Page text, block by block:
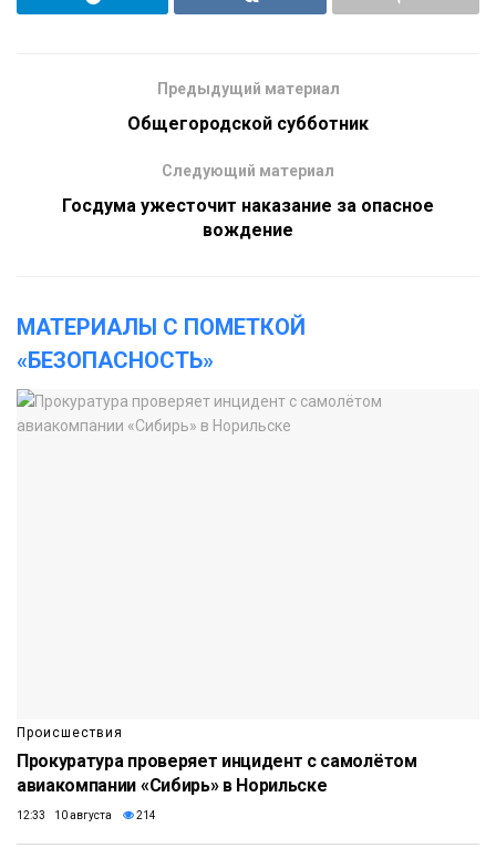
Предыдущий материал
Общегородской субботник
Следующий материал
Госдума ужесточит наказание за опасное
вождение
МАТЕРИАЛЫ С ПОМЕТКОЙ
«БЕЗОПАСНОСТЬ»
Происшествия
Прокуратура проверяет инцидент с самолётом
авиакомпании «Сибирь» в Норильске
12:33 10 августа 214